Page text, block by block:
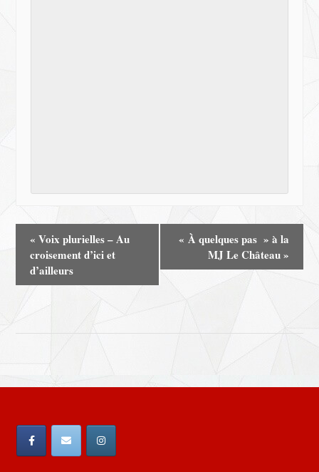
« Voix plurielles – Au
croisement d’ici et
d’ailleurs
« À quelques pas » à la
MJ Le Château»